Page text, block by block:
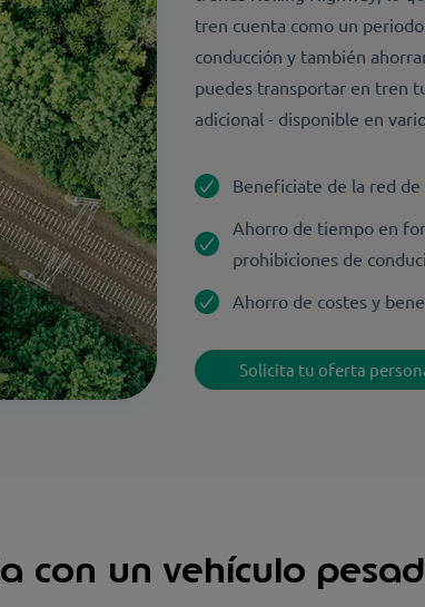
tren cuenta como un
conducción y también
puedes transportar en tren
adicional - disponible en
Beneficiate de la red
Ahorro de tiempo en
prohibiciones de
Ahorro de costes y
Solicita tu oferta
con un vehículo